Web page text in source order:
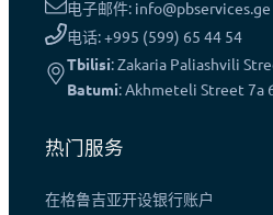
电子邮件: info@pbservices.ge
电话: +995 (599) 65 44 54
Tbilisi: Zakaria Paliashvili
Batumi: Akhmeteli Street 7a
热门服务
在格鲁吉亚开设银行账户